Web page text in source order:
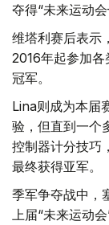
夺得“未来运动
维塔利赛后表示
2016年起参加
冠军。
Lina则成为本届
验，但直到一个
控制器计分技巧
最终获得亚军。
季军争夺战中，
上届“未来运动